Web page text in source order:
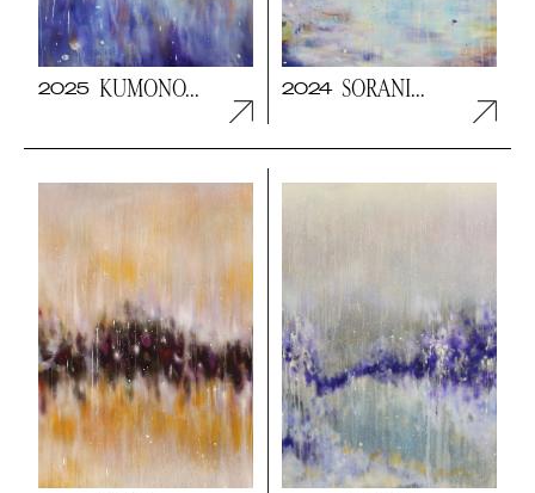
2025 KUMONO... 2024 SORANI...